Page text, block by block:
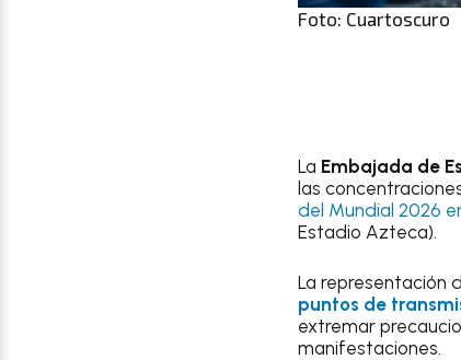
Foto: Cuartoscuro
La Embajada de
las
del Mundial 2026
Estadio Azteca).
La representación
puntos de
extremar
manifestaciones.